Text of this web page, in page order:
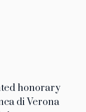
honorary
di Verona